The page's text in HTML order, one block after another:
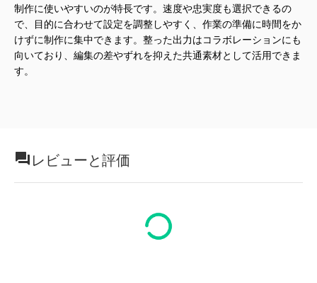
制作に使いやすいのが特長です。速度や忠実度も選択できるの
で、目的に合わせて設定を調整しやすく、作業の準備に時間をか
けずに制作に集中できます。整った出力はコラボレーションにも
向いており、編集の差やずれを抑えた共通素材として活用できま
す。
レビューと評価